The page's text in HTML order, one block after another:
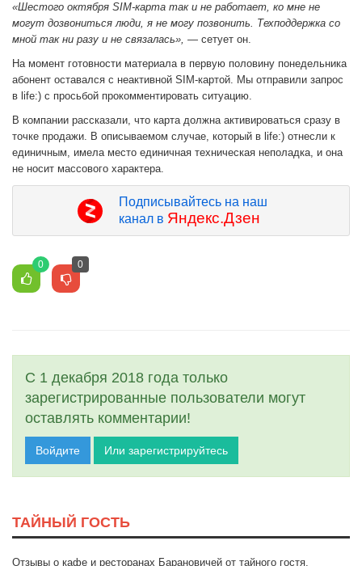
«Шестого октября SIM-карта так и не работает, ко мне не
могут дозвониться люди, я не могу позвонить. Техподдержка со
мной так ни разу и не связалась», — сетует он.
На момент готовности материала в первую половину понедельника
абонент оставался с неактивной SIM-картой. Мы отправили запрос
в life:) с просьбой прокомментировать ситуацию.
В компании рассказали, что карта должна активироваться сразу в
точке продажи. В описываемом случае, который в life:) отнесли к
единичным, имела место единичная техническая неполадка, и она
не носит массового характера.
Подписывайтесь на наш
канал в Яндекс.Дзен
0 0
С 1 декабря 2018 года только
зарегистрированные пользователи могут
оставлять комментарии!
Войдите Или зарегистрируйтесь
ТАЙНЫЙ ГОСТЬ
Отзывы о кафе и ресторанах Барановичей от тайного гостя.